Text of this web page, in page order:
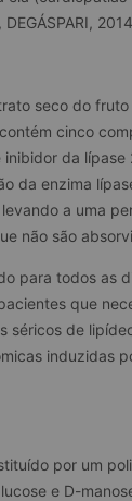
seco do
cinco
inibidor da
da enzima
a uma
não são
para todos as
que
séricos de
induzidas
por um
e D-